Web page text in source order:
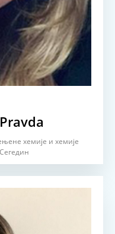
хемије и хемије